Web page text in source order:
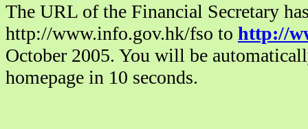
The URL of the Financial Secretary
http://www.info.gov.hk/fso to http://
October 2005. You will be
homepage in 10 seconds.